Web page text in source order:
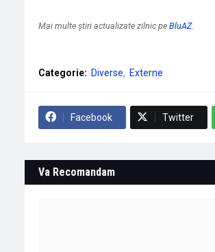
Mai multe știri actualizate zilnic pe BluAZ.
Categorie: Diverse Externe
Facebook Twitter
Va Recomandam